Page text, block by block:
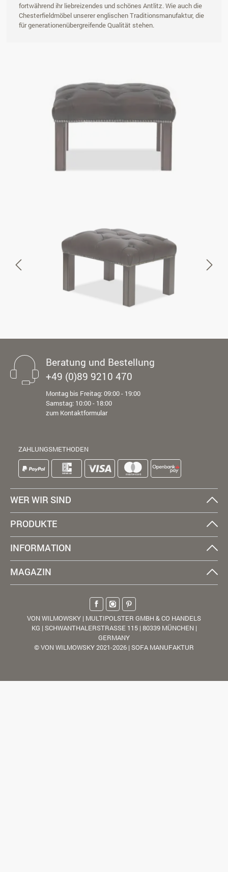
fortwährend ihr liebreizendes und schönes Antlitz. Wie auch die
Chesterfieldmöbel unserer englischen Traditionsmanufaktur, die
für generationenübergreifende Qualität stehen.
Beratung und Bestellung
+49 (0)89 9210 470
Montag bis Freitag: 09:00 - 19:00
Samstag: 10:00 - 18:00
zum Kontaktformular
ZAHLUNGSMETHODEN
WER WIR SIND
PRODUKTE
INFORMATION
MAGAZIN
VON WILMOWSKY | MULTIPOLSTER GMBH & CO HANDELS
KG | SCHWANTHALERSTRASSE 115 | 80339 MÜNCHEN |
GERMANY
© VON WILMOWSKY 2021-2026 | SOFA MANUFAKTUR